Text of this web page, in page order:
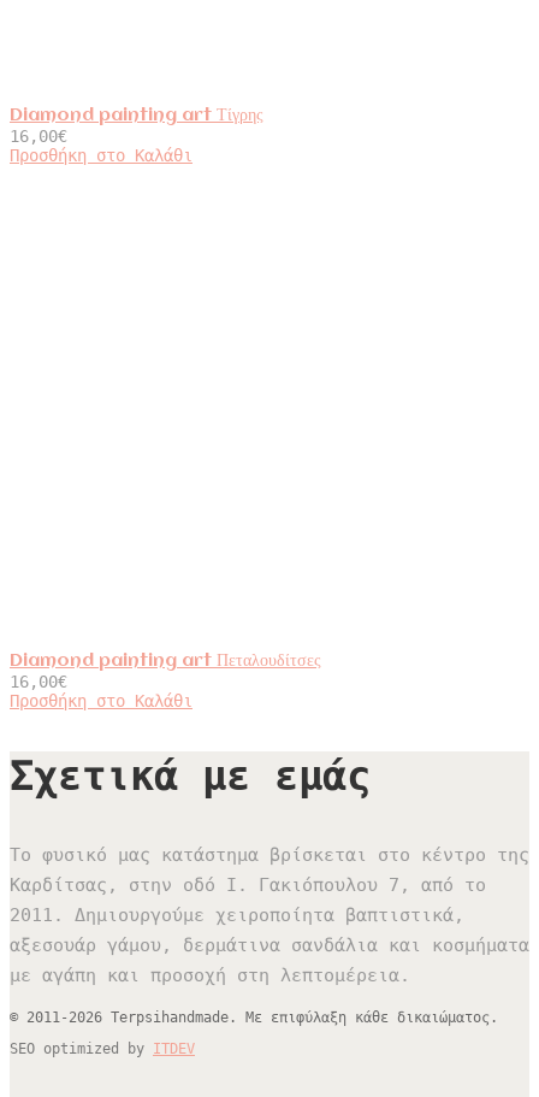
Diamond painting art Τίγρης
16,00€
Προσθήκη στο Καλάθι
Diamond painting art Πεταλουδίτσες
16,00€
Προσθήκη στο Καλάθι
Σχετικά με εμάς
Το φυσικό μας κατάστημα βρίσκεται στο κέντρο της
Καρδίτσας, στην οδό Ι. Γακιόπουλου 7, από το
2011. Δημιουργούμε χειροποίητα βαπτιστικά,
αξεσουάρ γάμου, δερμάτινα σανδάλια και κοσμήματα
με αγάπη και προσοχή στη λεπτομέρεια.
© 2011-2026 Terpsihandmade. Με επιφύλαξη κάθε δικαιώματος.
SEO optimized by ITDEV